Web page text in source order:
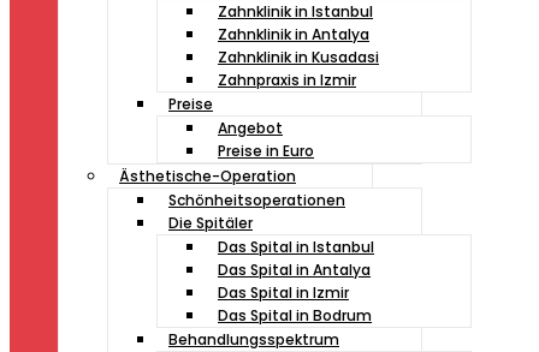
Zahnklinik in Istanbul
Zahnklinik in Antalya
Zahnklinik in Kusadasi
Zahnpraxis in Izmir
Preise
Angebot
Preise in Euro
Ästhetische-Operation
Schönheitsoperationen
Die Spitäler
Das Spital in Istanbul
Das Spital in Antalya
Das Spital in Izmir
Das Spital in Bodrum
Behandlungsspektrum